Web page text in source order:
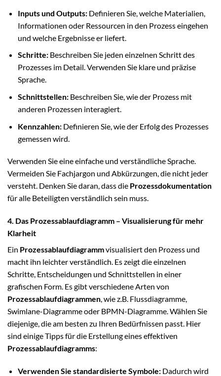
Inputs und Outputs:Definieren Sie, welche Materialien,
Informationen oder Ressourcen in den Prozess eingehen
und welche Ergebnisse er liefert.
Schritte:Beschreiben Sie jeden einzelnen Schritt des
Prozesses im Detail. Verwenden Sie klare und präzise
Sprache.
Schnittstellen:Beschreiben Sie, wie der Prozess mit
anderen Prozessen interagiert.
Kennzahlen:Definieren Sie, wie der Erfolg des Prozesses
gemessen wird.
Verwenden Sie eine einfache und verständliche Sprache.
Vermeiden Sie Fachjargon und Abkürzungen, die nicht jeder
versteht. Denken Sie daran, dass die Prozessdokumentation
für alle Beteiligten verständlich sein muss.
4. Das Prozessablaufdiagramm – Visualisierung für mehr
Klarheit
Ein Prozessablaufdiagrammvisualisiert den Prozess und
macht ihn leichter verständlich. Es zeigt die einzelnen
Schritte, Entscheidungen und Schnittstellen in einer
grafischen Form. Es gibt verschiedene Arten von
Prozessablaufdiagrammen, wie z.B. Flussdiagramme,
Swimlane-Diagramme oder BPMN-Diagramme. Wählen Sie
diejenige, die am besten zu Ihren Bedürfnissen passt. Hier
sind einige Tipps für die Erstellung eines effektiven
Prozessablaufdiagramms:
Verwenden Sie standardisierte Symbole:Dadurch wird